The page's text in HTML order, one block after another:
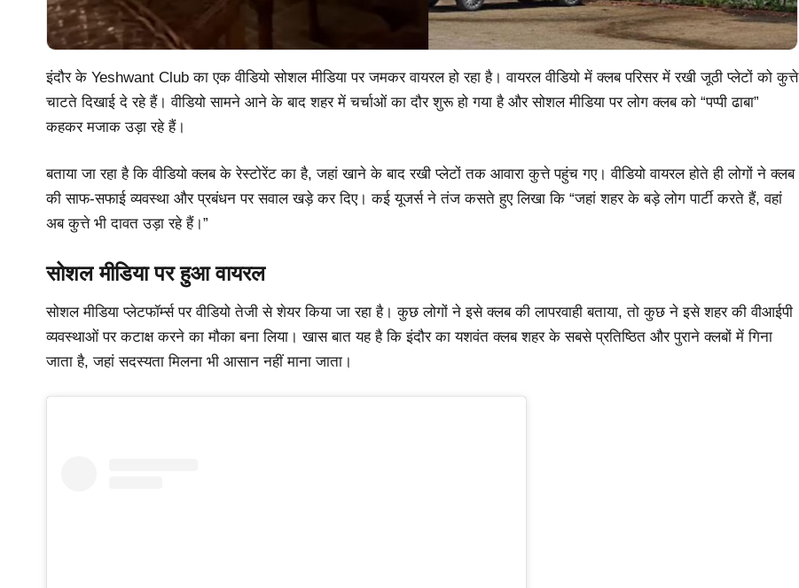
इंदौर के Yeshwant Club का एक वीडियो सोशल मीडिया पर जमकर वायरल हो रहा है। वायरल वीडियो में क्लब परिसर में रखी जूठी प्लेटों को कुत्ते
चाटते दिखाई दे रहे हैं। वीडियो सामने आने के बाद शहर में चर्चाओं का दौर शुरू हो गया है और सोशल मीडिया पर लोग क्लब को “पप्पी ढाबा”
कहकर मजाक उड़ा रहे हैं।
बताया जा रहा है कि वीडियो क्लब के रेस्टोरेंट का है, जहां खाने के बाद रखी प्लेटों तक आवारा कुत्ते पहुंच गए। वीडियो वायरल होते ही लोगों ने क्लब
की साफ-सफाई व्यवस्था और प्रबंधन पर सवाल खड़े कर दिए। कई यूजर्स ने तंज कसते हुए लिखा कि “जहां शहर के बड़े लोग पार्टी करते हैं, वहां
अब कुत्ते भी दावत उड़ा रहे हैं।”
सोशल मीडिया पर हुआ वायरल
सोशल मीडिया प्लेटफॉर्म्स पर वीडियो तेजी से शेयर किया जा रहा है। कुछ लोगों ने इसे क्लब की लापरवाही बताया, तो कुछ ने इसे शहर की वीआईपी
व्यवस्थाओं पर कटाक्ष करने का मौका बना लिया। खास बात यह है कि इंदौर का यशवंत क्लब शहर के सबसे प्रतिष्ठित और पुराने क्लबों में गिना
जाता है, जहां सदस्यता मिलना भी आसान नहीं माना जाता।